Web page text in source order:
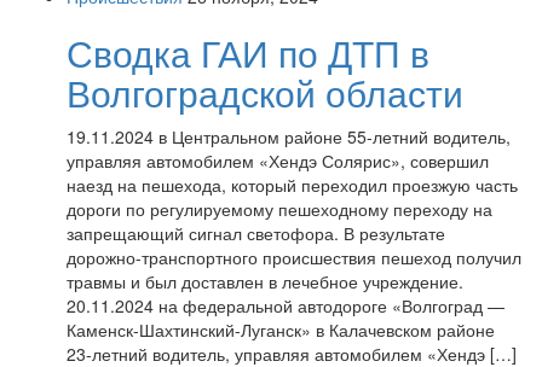
Сводка ГАИ по ДТП в
Волгоградской области
19.11.2024 в Центральном районе 55-летний водитель,
управляя автомобилем «Хендэ Солярис», совершил
наезд на пешехода, который переходил проезжую часть
дороги по регулируемому пешеходному переходу на
запрещающий сигнал светофора. В результате
дорожно-транспортного происшествия пешеход получил
травмы и был доставлен в лечебное учреждение.
20.11.2024 на федеральной автодороге «Волгоград —
Каменск-Шахтинский-Луганск» в Калачевском районе
23-летний водитель, управляя автомобилем «Хендэ […]